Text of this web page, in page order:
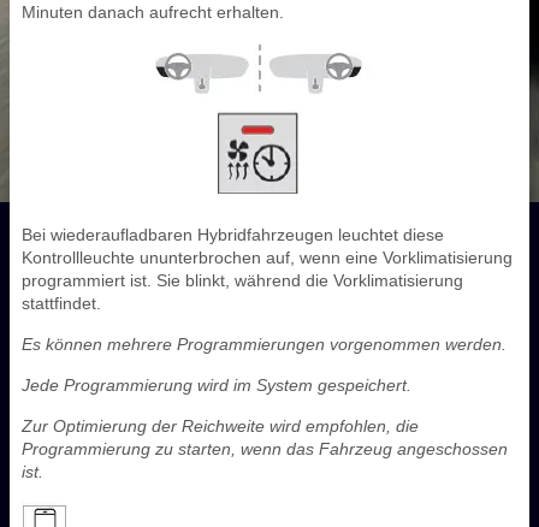
Minuten danach aufrecht erhalten.
Bei wiederaufladbaren Hybridfahrzeugen leuchtet diese
Kontrollleuchte ununterbrochen auf, wenn eine Vorklimatisierung
programmiert ist. Sie blinkt, während die Vorklimatisierung
stattfindet.
Es können mehrere Programmierungen vorgenommen werden.
Jede Programmierung wird im System gespeichert.
Zur Optimierung der Reichweite wird empfohlen, die
Programmierung zu starten, wenn das Fahrzeug angeschossen
ist.